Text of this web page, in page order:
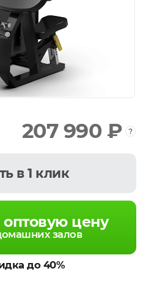
207 990 ₽
оптовую цену
залов
до 40%
в 1 клик